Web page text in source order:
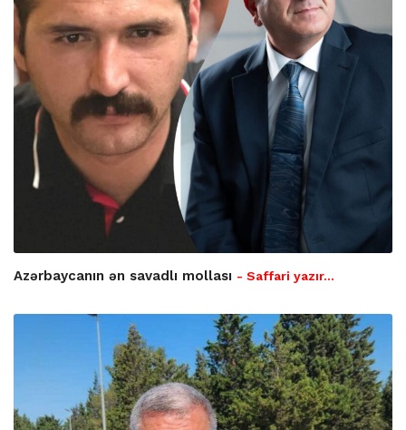
Azərbaycanın ən savadlı mollası - Saffari yazır…